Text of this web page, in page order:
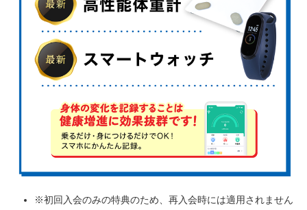
※初回入会のみの特典のため、再入会時には適用されません